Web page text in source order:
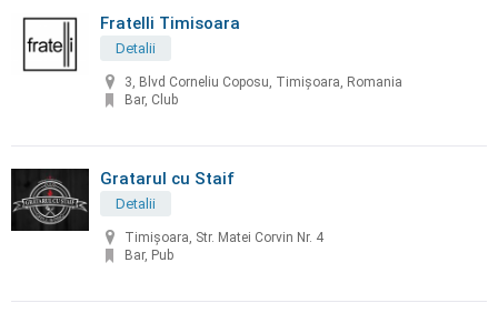
Fratelli Timisoara
Detalii
3, Blvd Corneliu Coposu, Timișoara, Romania
Bar, Club
Gratarul cu Staif
Detalii
Timișoara, Str. Matei Corvin Nr. 4
Bar, Pub